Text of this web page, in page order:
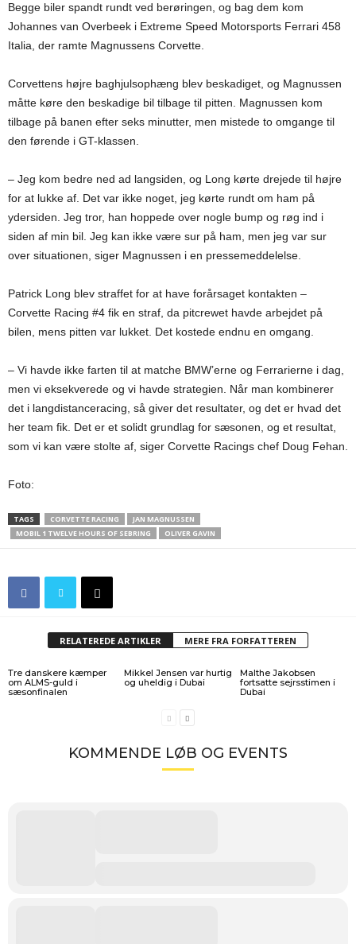
Begge biler spandt rundt ved berøringen, og bag dem kom
Johannes van Overbeek i Extreme Speed Motorsports Ferrari 458
Italia, der ramte Magnussens Corvette.
Corvettens højre baghjulsophæng blev beskadiget, og Magnussen
måtte køre den beskadige bil tilbage til pitten. Magnussen kom
tilbage på banen efter seks minutter, men mistede to omgange til
den førende i GT-klassen.
– Jeg kom bedre ned ad langsiden, og Long kørte drejede til højre
for at lukke af. Det var ikke noget, jeg kørte rundt om ham på
ydersiden. Jeg tror, han hoppede over nogle bump og røg ind i
siden af min bil. Jeg kan ikke være sur på ham, men jeg var sur
over situationen, siger Magnussen i en pressemeddelelse.
Patrick Long blev straffet for at have forårsaget kontakten –
Corvette Racing #4 fik en straf, da pitcrewet havde arbejdet på
bilen, mens pitten var lukket. Det kostede endnu en omgang.
– Vi havde ikke farten til at matche BMW’erne og Ferrarierne i dag,
men vi eksekverede og vi havde strategien. Når man kombinerer
det i langdistanceracing, så giver det resultater, og det er hvad det
her team fik. Det er et solidt grundlag for sæsonen, og et resultat,
som vi kan være stolte af, siger Corvette Racings chef Doug Fehan.
Foto:
TAGS CORVETTE RACING
JAN MAGNUSSEN
MOBIL 1 TWELVE HOURS OF SEBRING
OLIVER GAVIN
RELATEREDE ARTIKLER MERE FRA FORFATTEREN
Tre danskere kæmper
om ALMS-guld i
sæsonfinalen
Mikkel Jensen var hurtig
og uheldig i Dubai
Malthe Jakobsen
fortsatte sejrsstimen i
Dubai
KOMMENDE LØB OG EVENTS